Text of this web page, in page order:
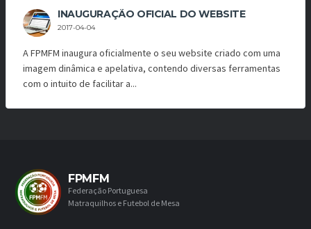
INAUGURAÇÃO OFICIAL DO WEBSITE
2017-04-04
A FPMFM inaugura oficialmente o seu website criado com uma
imagem dinâmica e apelativa, contendo diversas ferramentas
com o intuito de facilitar a...
FPMFM
Federação Portuguesa
Matraquilhos e Futebol de Mesa